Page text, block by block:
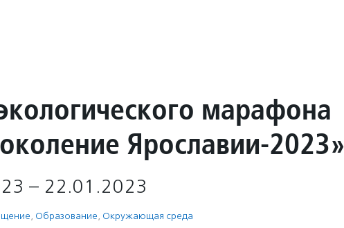
марафона
Ярославии-2023»
– 22.01.2023
, Образование, Окружающая среда